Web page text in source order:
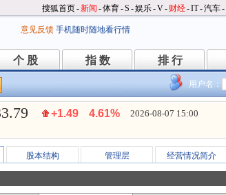
搜狐首页-新闻 -体育-S -娱乐-V- 财经-IT-汽车-
意见反馈 手机随时随地看行情
个 股
个 股 指 数
指 数 排 行
排 行
用户名：
+1.49 4.61% 2026-08-07 15:00
股本结构 管理层 经营情况简介